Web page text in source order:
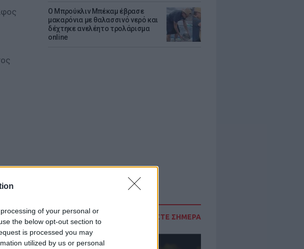
of your personal or
the below opt-out section to
is processed you may
utilized by us or personal
Ο Μπρούκλιν Μπέκαμ έβρασε
μακαρόνια με θαλασσινό νερό και
δέχτηκε ανελέητο τρολάρισμα
online
ΔΙΑΒΑΣΤΕ ΣΗΜΕΡΑ